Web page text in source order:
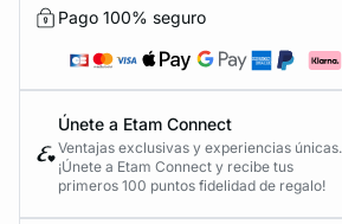
Pago 100% seguro
Únete a Etam Connect
Ventajas exclusivas y experiencias únicas.
¡Únete a Etam Connect y recibe tus
primeros 100 puntos fidelidad de regalo!